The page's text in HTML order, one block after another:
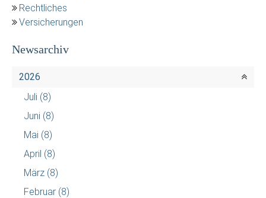
Rechtliches
Versicherungen
Newsarchiv
2026
Juli (8)
Juni (8)
Mai (8)
April (8)
März (8)
Februar (8)